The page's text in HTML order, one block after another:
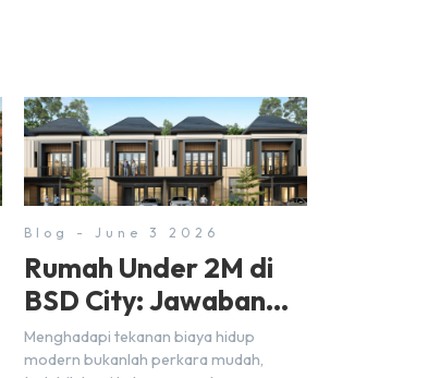
Blog - June 3 2026
Rumah Under 2M di
BSD City: Jawaban
Nyata untuk
Kebutuhan Generasi
Menghadapi tekanan biaya hidup
modern bukanlah perkara mudah,